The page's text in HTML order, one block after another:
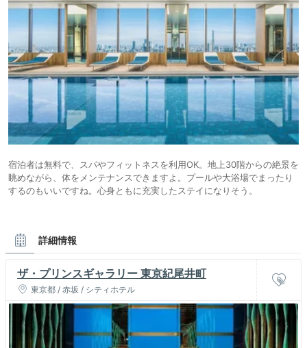
宿泊者は無料で、スパやフィットネスを利用OK。地上30階からの絶景を
眺めながら、体をメンテナンスできますよ。プールや大浴場でまったり
するのもいいですね。心身ともに充実したステイになりそう。
詳細情報
ザ・プリンスギャラリー 東京紀尾井町
東京都 / 赤坂 / シティホテル